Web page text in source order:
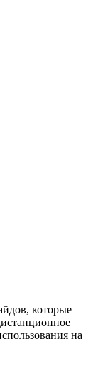
которые
на